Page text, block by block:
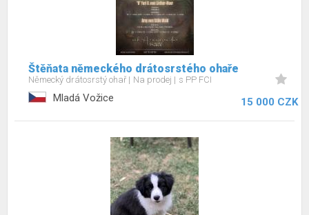
Štěňata německého drátosrstého ohaře
Německý drátosrstý ohař Na prodej s PP FCI
Mladá Vožice 15 000 CZK